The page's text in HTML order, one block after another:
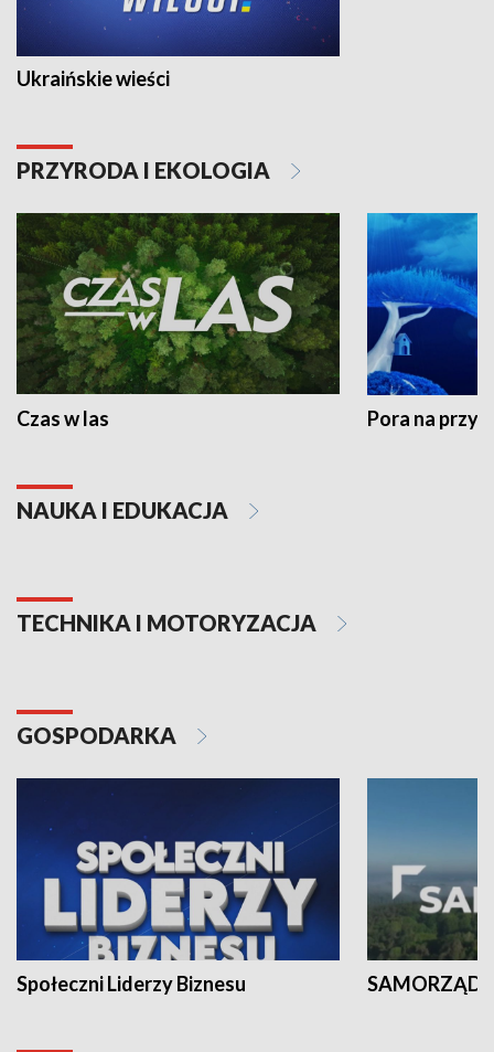
Ukraińskie wieści
PRZYRODA I EKOLOGIA
Czas w las Pora na
NAUKA I EDUKACJA
TECHNIKA I MOTORYZACJA
GOSPODARKA
Społeczni Liderzy Biznesu SAMORZĄD